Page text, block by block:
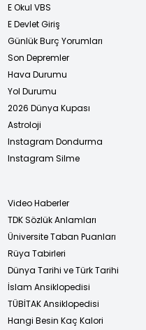
E Okul VBS
E Devlet Giriş
Günlük Burç Yorumları
Son Depremler
Hava Durumu
Yol Durumu
2026 Dünya Kupası
Astroloji
Instagram Dondurma
Instagram Silme
Video Haberler
TDK Sözlük Anlamları
Üniversite Taban Puanları
Rüya Tabirleri
Dünya Tarihi ve Türk Tarihi
İslam Ansiklopedisi
TÜBİTAK Ansiklopedisi
Hangi Besin Kaç Kalori